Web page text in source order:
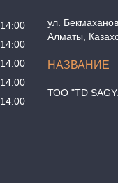
14:00
14:00
14:00
14:00
14:00
ул.
Алматы,
ТОО "TD